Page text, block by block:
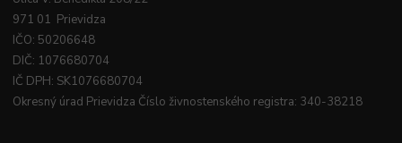
971 01 Prievidza
IČO: 50206648
DIČ: 1076680704
IČ DPH: SK1076680704
Okresný úrad Prievidza Číslo živnostenského registra: 340-38218